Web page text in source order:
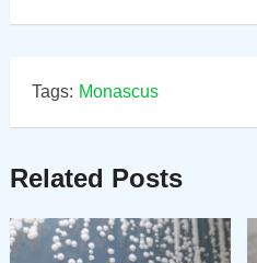
Tags: Monascus
Related Posts